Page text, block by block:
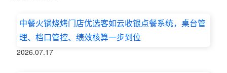
中餐火锅烧烤门店优选客如云收银点餐系统，桌台管
理、档口管控、绩效核算一步到位
2026.07.17